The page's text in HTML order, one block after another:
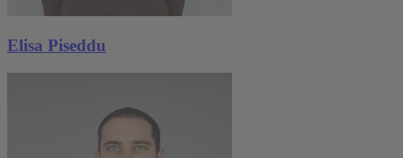
Elisa Piseddu